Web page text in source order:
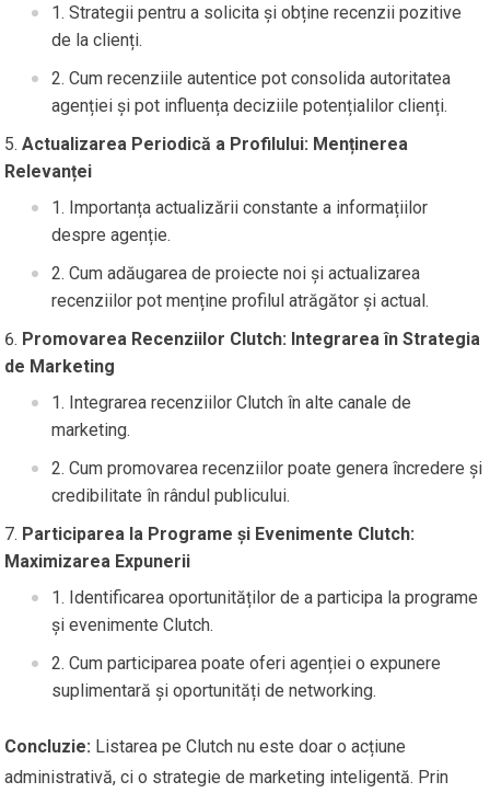
Strategii pentru a solicita și obține recenzii pozitive
de la clienți.
Cum recenziile autentice pot consolida autoritatea
agenției și pot influența deciziile potențialilor clienți.
Actualizarea Periodică a Profilului: Menținerea
Relevanței
Importanța actualizării constante a informațiilor
despre agenție.
Cum adăugarea de proiecte noi și actualizarea
recenziilor pot menține profilul atrăgător și actual.
Promovarea Recenziilor Clutch: Integrarea în Strategia
de Marketing
Integrarea recenziilor Clutch în alte canale de
marketing.
Cum promovarea recenziilor poate genera încredere și
credibilitate în rândul publicului.
Participarea la Programe și Evenimente Clutch:
Maximizarea Expunerii
Identificarea oportunităților de a participa la programe
și evenimente Clutch.
Cum participarea poate oferi agenției o expunere
suplimentară și oportunități de networking.
Concluzie: Listarea pe Clutch nu este doar o acțiune
administrativă, ci o strategie de marketing inteligentă. Prin